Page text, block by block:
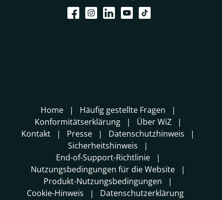
Home
Häufig gestellte Fragen
Konformitätserklärung
Über WiZ
Kontakt
Presse
Datenschutzhinweis
Sicherheitshinweis
End-of-Support-Richtlinie
Nutzungsbedingungen für die Website
Produkt-Nutzungsbedingungen
Cookie-Hinweis
Datenschutzerklärung